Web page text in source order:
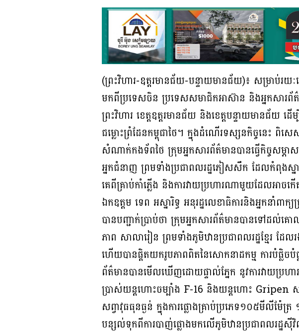
(ព្រះវិហារ-ឧត្តរមានជ័យ-បន្ទាយមានជ័យ)៖ សម្រាប់រ
មកពីប្រទេសចិន ប្រទេសសមាជិកអាស៊ាន និងអ្នកសារព័ត៌
ព្រះវិហារ ខេត្តឧត្តរមានជ័យ និងខេត្តបន្ទាយមានជ័យ
ជម្លោះព្រំដែនកម្ពុជាថៃ។ ក្នុងដំណើរទស្សនកិច្ចនេះ
សំណាក់កងទ័ពថៃ ក្រុមអ្នកសារព័ត៌មានបានធ្វើកិច្ចសម្
អ្នកជំនាញ ព្រមទាំងប្រជាពលរដ្ឋភៀសសឹក ដែលកំពុងស្
គេពីគ្រាប់កាំភ្លើង និងការវាយប្រហារណាមួយដែលអ
ឯកឧត្តម ទេព អស្នារិទ្ធ អនុរដ្ឋលេខាធិការនិងអ្នកនាំ
បានបញ្ជាក់ប្រាប់ថា ក្រុមអ្នកសារព័ត៌មានបានទៅដ
ភាព សាលារៀន ព្រមទាំងភូមិឋានប្រជាពលរដ្ឋខ្មែរ ដែ
ហើយបានផ្តិតយករូបភាពពិតនៃសោកនាដកម្ម ការបំផ្លិច
ព័ត៌មានបានមើលឃើញដោយផ្ទាល់ភ្នែក នូវការវាយប្រហ
ប្រាស់យន្តហោះចម្បាំង F-16 និងយន្តហោះ Gripen សម្
សព្វាវុធធុនធ្ងន់ ក្នុងការផ្លោងគ្រាប់ប្រភេទ១០៥មីលីម៉
បន្សល់ទុកពីការបាញ់ផ្លោងមកលើភូមិឋានប្រជាពលរដ្ឋស៊ីវិ